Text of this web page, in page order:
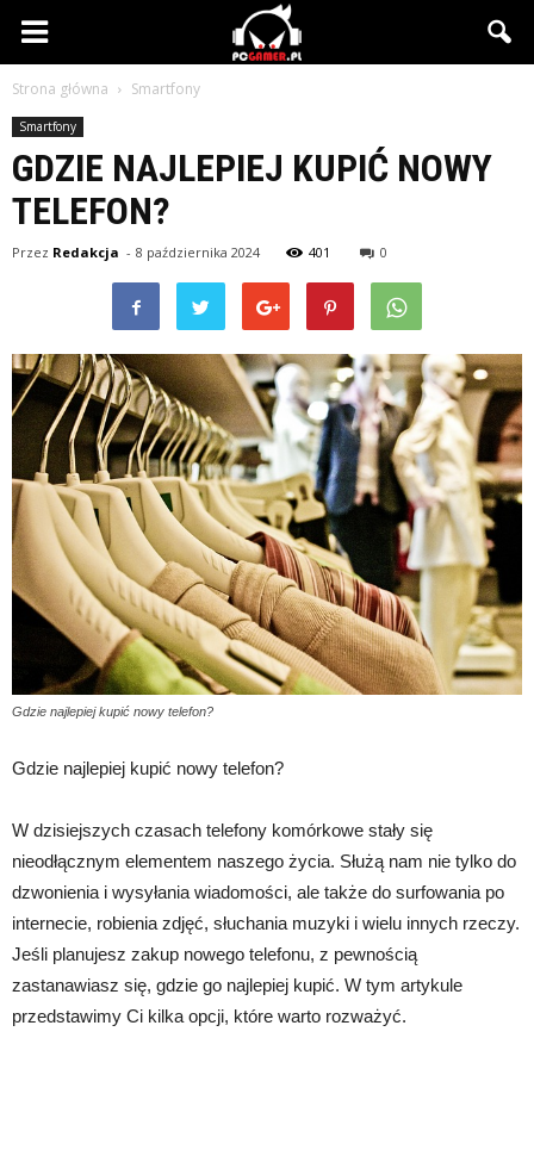
PCgamer.pl
Strona główna Smartfony
Smartfony
GDZIE NAJLEPIEJ KUPIĆ NOWY
TELEFON?
Przez Redakcja - 8 października 2024 401 0
Gdzie najlepiej kupić nowy telefon?
Gdzie najlepiej kupić nowy telefon?
W dzisiejszych czasach telefony komórkowe stały się
nieodłącznym elementem naszego życia. Służą nam nie tylko do
dzwonienia i wysyłania wiadomości, ale także do surfowania po
internecie, robienia zdjęć, słuchania muzyki i wielu innych rzeczy.
Jeśli planujesz zakup nowego telefonu, z pewnością
zastanawiasz się, gdzie go najlepiej kupić. W tym artykule
przedstawimy Ci kilka opcji, które warto rozważyć.